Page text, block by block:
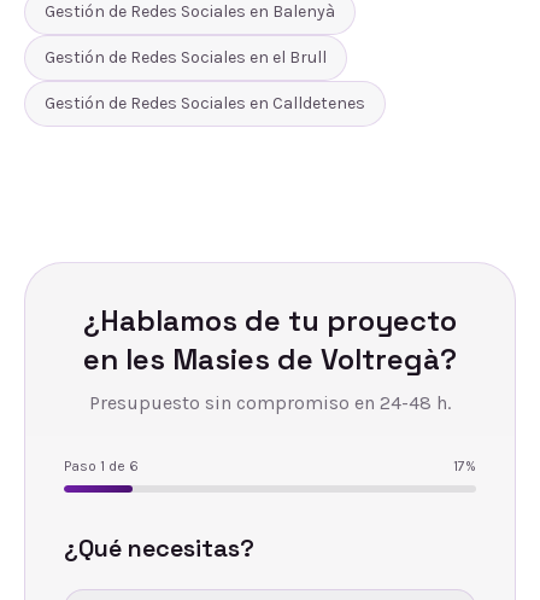
Gestión de Redes Sociales en Balenyà
Gestión de Redes Sociales en el Brull
Gestión de Redes Sociales en Calldetenes
¿Hablamos de tu proyecto
en les Masies de Voltregà?
Presupuesto sin compromiso en 24-48 h.
Paso 1 de 6 17%
¿Qué necesitas?